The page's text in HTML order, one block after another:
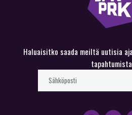
Haluaisitko saada meiltä uutisia